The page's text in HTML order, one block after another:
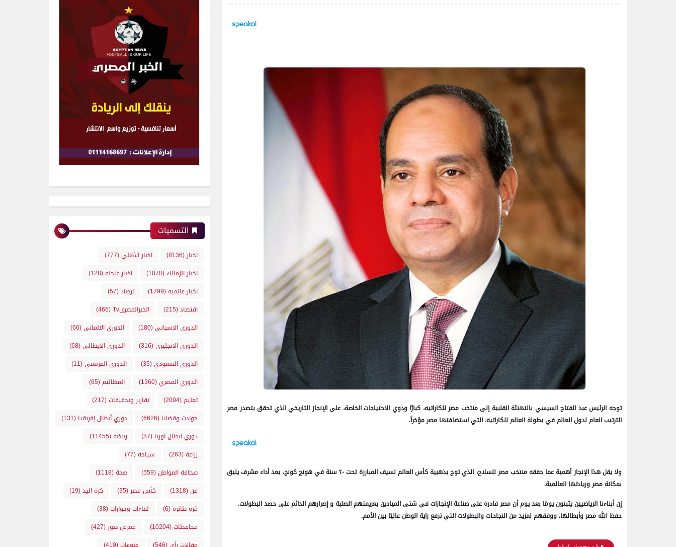
توجه الرئيس عبد الفتاح السيسي بالتهنئة القلبية إلى منتخب مصر للكاراتيه، كبارًا وذوي الاحتياجات الخاصة، على الإنجاز التاريخي الذي تحقق بتصدر مصر
الترتيب العام لدول العالم في بطولة العالم للكاراتيه، التي استضافتها مصر مؤخراً.
ولا يقل هذا الإنجاز أهمية عما حققه منتخب مصر للسلاح، الذي توج بذهبية كأس العالم لسيف المبارزة تحت ٢٠ سنة في هونج كونج، بعد أداء مشرف يليق
بمكانة مصر وريادتها العالمية.
إن أبناءنا الرياضيين يثبتون يومًا بعد يوم أن مصر قادرة على صناعة الإنجازات في شتى الميادين بعزيمتهم الصلبة و إصرارهم الدائم على حصد البطولات.
حفظ الله مصر وأبطالها، ووفقهم لمزيد من النجاحات والبطولات التي ترفع راية الوطن عاليًا بين الأمم.
التسميات
اخبار (8136) اخبار الأهلي(777)
اخبار الزمالك(1070) اخبار عاجله(128)
اخبار عالمية(1799) ارصاد(57)
اقتصاد(215) الخبرالمصريTv
(465)
الدوري الاسباني(180) الدوري الالماني(66)
الدوري الانجليزي(316) الدوري الايطالي(68)
الدوري السعودي(35) الدوري الفرنسي(11)
الدوري المصري(1360) المظاليم(65)
تعليم(2094) تقارير وتحقيقات(217)
حوادث وقضايا (6626) دوري أبطال إفريقيا (131)
دوري ابطال اوربا (87) رياضة(11455)
زراعة(263) سياحة(77)
صحافة المواطن(559) صحة(1118)
فن(1318) كأس مصر (35) كرة اليد(19)
كرة طائرة(6) لقاءات وحوارات(38)
محافظات(10204) معرض صور (427)
مقالات رأي(546) منوعات(419)